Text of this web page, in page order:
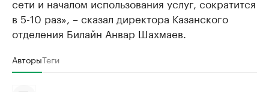
в 5-10 раз», – сказал директора Казанского
отделения Билайн Анвар Шахмаев.
АвторыТеги